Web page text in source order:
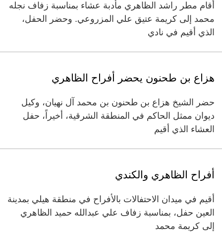
أقام مطر راشد الظاهري مأدبة عشاء بمناسبة زفاف نجله
محمد إلى كريمة عتيق علي المزروعي. وحضر الحفل،
الذي أقيم في نادي
هزاع بن طحنون يحضر أفراح الظاهري
حضر الشيخ هزاع بن طحنون بن محمد آل نهيان، وكيل
ديوان ممثل الحاكم في المنطقة الشرقية، أخيراً، حفل
العشاء الذي أقيم
أفراح الظاهري والكندي
أقيم في ميدان الاحتفالات بالأفراح في منطقة هيلي بمدينة
العين حفل، بمناسبة زفاف علي عبدالله حميد الظاهري
إلى كريمة محمد